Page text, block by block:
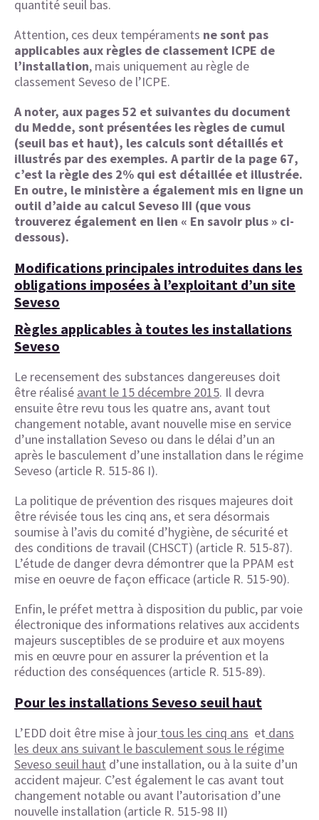
quantité seuil bas.
Attention, ces deux tempéraments ne sont pas
applicables aux règles de classement ICPE de
l’installation, mais uniquement au règle de
classement Seveso de l’ICPE.
A noter, aux pages 52 et suivantes du document
du Medde, sont présentées les règles de cumul
(seuil bas et haut), les calculs sont détaillés et
illustrés par des exemples. A partir de la page 67,
c’est la règle des 2% qui est détaillée et illustrée.
En outre, le ministère a également mis en ligne un
outil d’aide au calcul Seveso III (que vous
trouverez également en lien « En savoir plus » ci-
dessous).
Modifications principales introduites dans les
obligations imposées à l’exploitant d’un site
Seveso
Règles applicables à toutes les installations
Seveso
Le recensement des substances dangereuses doit
être réalisé avant le 15 décembre 2015. Il devra
ensuite être revu tous les quatre ans, avant tout
changement notable, avant nouvelle mise en service
d’une installation Seveso ou dans le délai d’un an
après le basculement d’une installation dans le régime
Seveso (article R. 515-86 I).
La politique de prévention des risques majeures doit
être révisée tous les cinq ans, et sera désormais
soumise à l’avis du comité d’hygiène, de sécurité et
des conditions de travail (CHSCT) (article R. 515-87).
L’étude de danger devra démontrer que la PPAM est
mise en oeuvre de façon efficace (article R. 515-90).
Enfin, le préfet mettra à disposition du public, par voie
électronique des informations relatives aux accidents
majeurs susceptibles de se produire et aux moyens
mis en œuvre pour en assurer la prévention et la
réduction des conséquences (article R. 515-89).
Pour les installations Seveso seuil haut
L’EDD doit être mise à jour tous les cinq ans et dans
les deux ans suivant le basculement sous le régime
Seveso seuil haut d’une installation, ou à la suite d’un
accident majeur. C’est également le cas avant tout
changement notable ou avant l’autorisation d’une
nouvelle installation (article R. 515-98 II)